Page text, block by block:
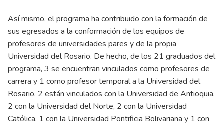
Así mismo, el programa ha contribuido con la formación de
sus egresados a la conformación de los equipos de
profesores de universidades pares y de la propia
Universidad del Rosario. De hecho, de los 21 graduados del
programa, 3 se encuentran vinculados como profesores de
carrera y 1 como profesor temporal a la Universidad del
Rosario, 2 están vinculados con la Universidad de Antioquia,
2 con la Universidad del Norte, 2 con la Universidad
Católica, 1 con la Universidad Pontificia Bolivariana y 1 con